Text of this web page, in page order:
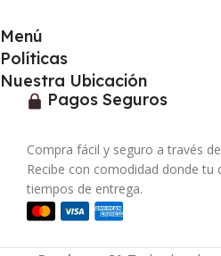
Menú
Políticas
Nuestra Ubicación
Pagos Seguros
Compra fácil y seguro a través
Recibe con comodidad donde tu
tiempos de entrega.